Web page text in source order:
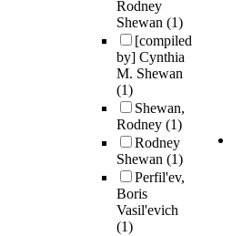
Rodney
Shewan (1)
[compiled
by] Cynthia
M. Shewan
(1)
Shewan,
Rodney (1)
Rodney
Shewan (1)
Perfil'ev,
Boris
Vasil'evich
(1)